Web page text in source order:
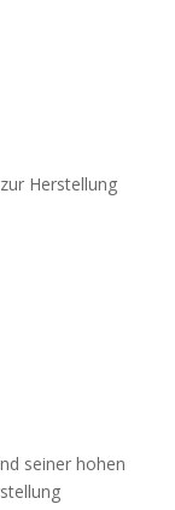
Herstellung
seiner hohen